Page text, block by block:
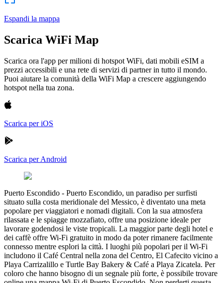
Espandi la mappa
Scarica WiFi Map
Scarica ora l'app per milioni di hotspot WiFi, dati mobili eSIM a
prezzi accessibili e una rete di servizi di partner in tutto il mondo.
Puoi aiutare la comunità della WiFi Map a crescere aggiungendo
hotspot nella tua zona.
Scarica per iOS
Scarica per Android
Puerto Escondido - Puerto Escondido, un paradiso per surfisti
situato sulla costa meridionale del Messico, è diventato una meta
popolare per viaggiatori e nomadi digitali. Con la sua atmosfera
rilassata e le spiagge mozzafiato, offre una posizione ideale per
lavorare godendosi le viste tropicali. La maggior parte degli hotel e
dei caffè offre Wi-Fi gratuito in modo da poter rimanere facilmente
connesso mentre esplori la città. I luoghi più popolari per il Wi-Fi
includono il Café Central nella zona del Centro, El Cafecito vicino a
Playa Carrizalillo e Turtle Bay Bakery & Café a Playa Zicatela. Per
coloro che hanno bisogno di un segnale più forte, è possibile trovare